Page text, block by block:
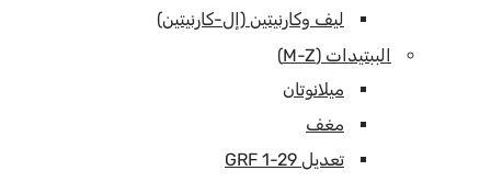
ليف وكارنيتين (إل-كارنيتين)
الببتيدات (M-Z)
ميلانوتان
مغف
تعديل GRF 1-29